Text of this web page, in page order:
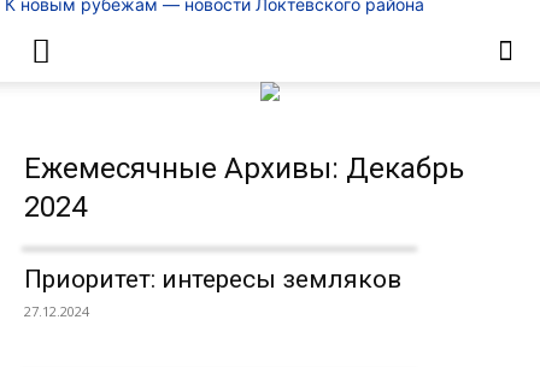
К новым рубежам — новости Локтевского района
Ежемесячные Архивы: Декабрь
2024
Приоритет: интересы земляков
27.12.2024